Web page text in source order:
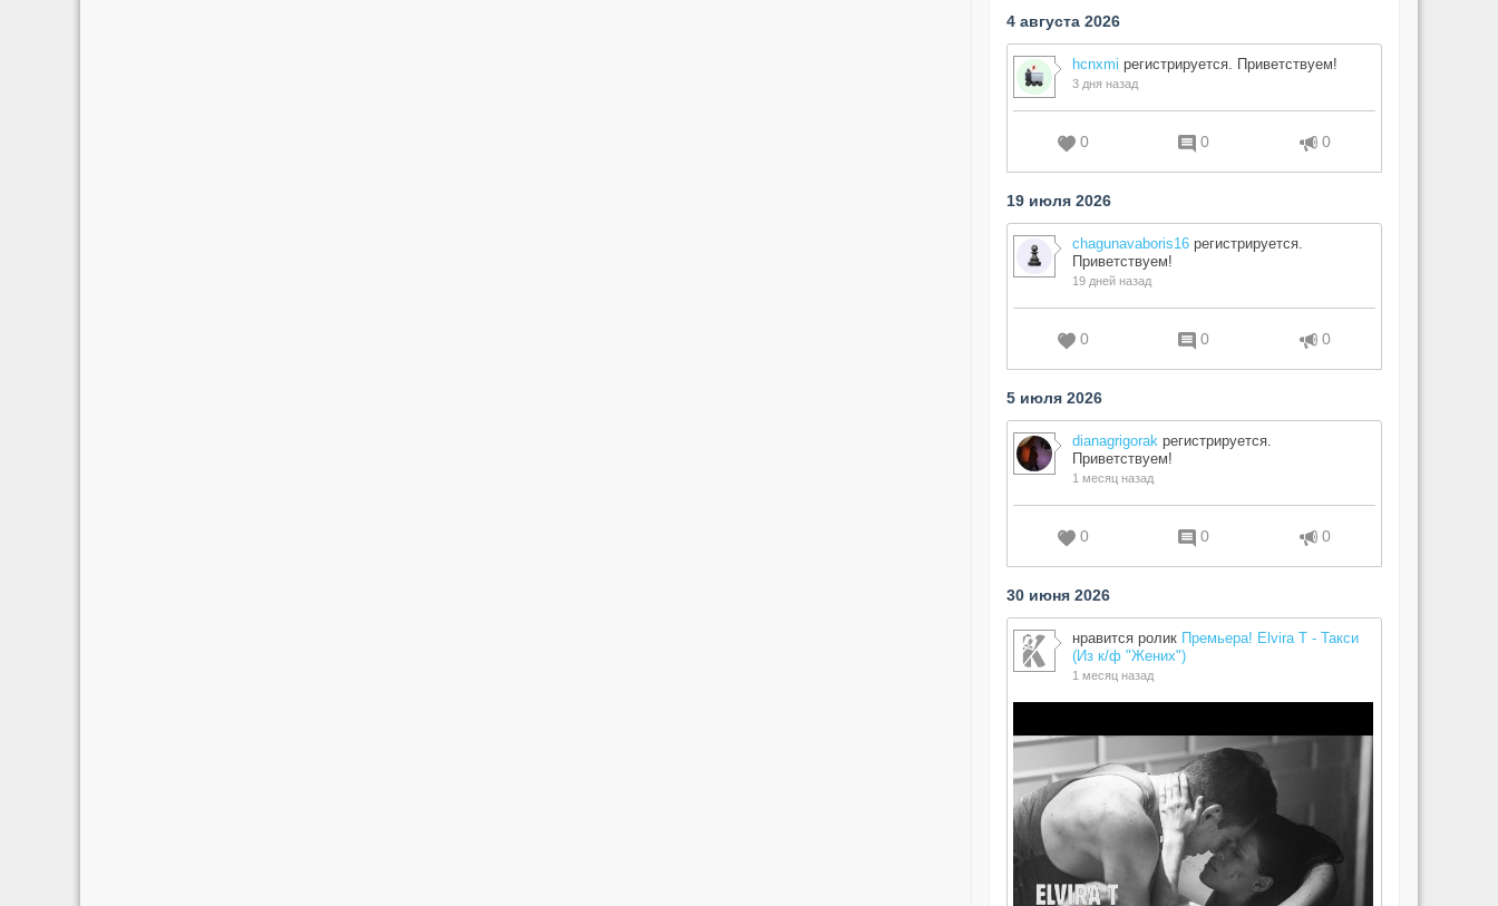
4 августа 2026
hcnxmi регистрируется. Приветствуем!
3 дня назад
0 0 0
19 июля 2026
chagunavaboris16 регистрируется.
Приветствуем!
19 дней назад
0 0 0
5 июля 2026
dianagrigorak регистрируется.
Приветствуем!
1 месяц назад
0 0 0
30 июня 2026
нравится ролик Премьера! Elvira T - Такси
(Из к/ф "Жених")
1 месяц назад